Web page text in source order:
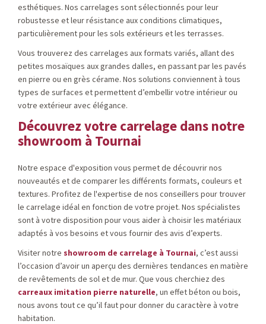
esthétiques. Nos carrelages sont sélectionnés pour leur
robustesse et leur résistance aux conditions climatiques,
particulièrement pour les sols extérieurs et les terrasses.
Vous trouverez des carrelages aux formats variés, allant des
petites mosaïques aux grandes dalles, en passant par les pavés
en pierre ou en grès cérame. Nos solutions conviennent à tous
types de surfaces et permettent d’embellir votre intérieur ou
votre extérieur avec élégance.
Découvrez votre carrelage dans notre
showroom à Tournai
Notre espace d'exposition vous permet de découvrir nos
nouveautés et de comparer les différents formats, couleurs et
textures. Profitez de l'expertise de nos conseillers pour trouver
le carrelage idéal en fonction de votre projet. Nos spécialistes
sont à votre disposition pour vous aider à choisir les matériaux
adaptés à vos besoins et vous fournir des avis d’experts.
Visiter notre showroom de carrelage à Tournai, c’est aussi
l’occasion d’avoir un aperçu des dernières tendances en matière
de revêtements de sol et de mur. Que vous cherchiez des
carreaux imitation pierre naturelle, un effet béton ou bois,
nous avons tout ce qu’il faut pour donner du caractère à votre
habitation.